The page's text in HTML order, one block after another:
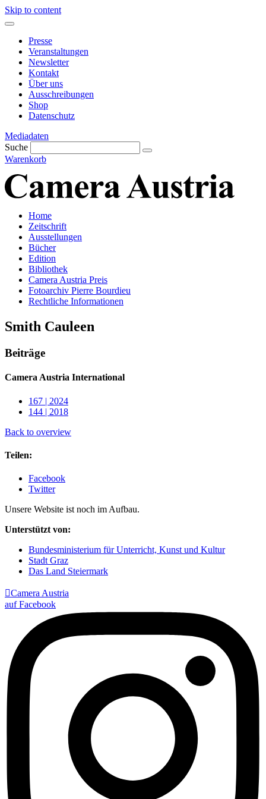
Skip to content
Presse
Veranstaltungen
Newsletter
Kontakt
Über uns
Ausschreibungen
Shop
Datenschutz
Mediadaten
Suche
Warenkorb
Home
Zeitschrift
Ausstellungen
Bücher
Edition
Bibliothek
Camera Austria Preis
Fotoarchiv Pierre Bourdieu
Rechtliche Informationen
Smith Cauleen
Beiträge
Camera Austria International
167 | 2024
144 | 2018
Back to overview
Teilen:
Facebook
Twitter
Unsere Website ist noch im Aufbau.
Unterstützt von:
Bundesministerium für Unterricht, Kunst und Kultur
Stadt Graz
Das Land Steiermark
Camera Austria
auf Facebook